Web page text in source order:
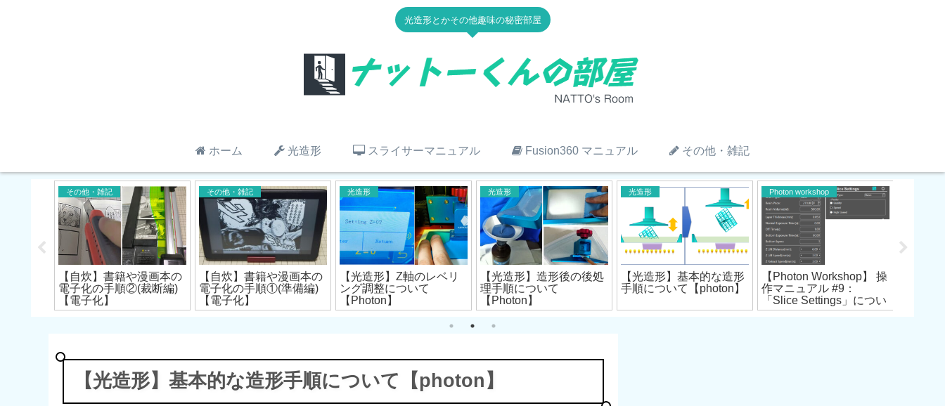
光造形とかその他趣味の秘密部屋
ホーム 光造形 スライサーマニュアル Fusion360 マニュアル その他・雑記
その他・雑記
【自炊】書籍や漫画本の
電子化の手順②(裁断編)
【電子化】
その他・雑記
【自炊】書籍や漫画本の
電子化の手順①(準備編)
【電子化】
光造形
【光造形】Z軸のレベリ
ング調整について
【Photon】
光造形
【光造形】造形後の後処
理手順について
【Photon】
光造形
【光造形】基本的な造形
手順について【photon】
Photon workshop
【Photon Workshop】 操
作マニュアル #9：
「Slice Settings」につい
て
【光造形】基本的な造形手順について【photon】